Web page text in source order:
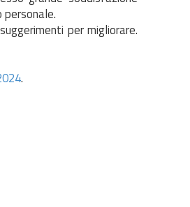
personale.
per migliorare.
.